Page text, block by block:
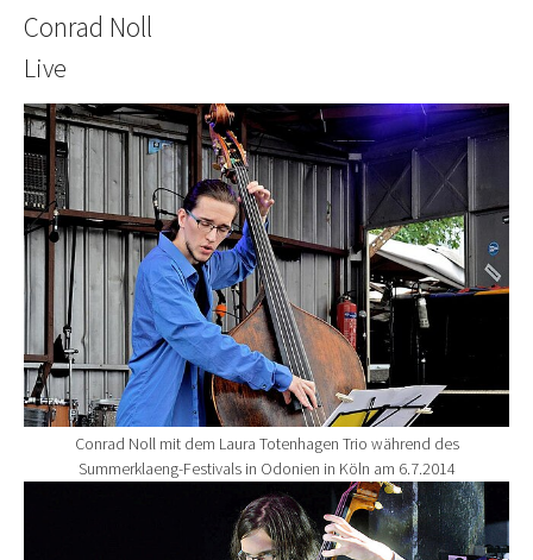
Conrad Noll
Live
Show larger version for:
Conrad Noll mit dem Laura Totenhagen Trio während des
Summerklaeng-Festivals in Odonien in Köln am 6.7.2014